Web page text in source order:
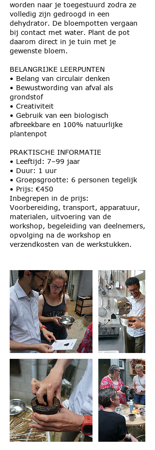
worden naar je toegestuurd zodra ze
volledig zijn gedroogd in een
dehydrator. De bloempotten vergaan
bij contact met water. Plant de pot
daarom direct in je tuin met je
gewenste bloem.
BELANGRIJKE LEERPUNTEN
• Belang van circulair denken
• Bewustwording van afval als
grondstof
• Creativiteit
• Gebruik van een biologisch
afbreekbare en 100% natuurlijke
plantenpot
PRAKTISCHE INFORMATIE
• Leeftijd: 7–99 jaar
• Duur: 1 uur
• Groepsgrootte: 6 personen tegelijk
• Prijs: €450
Inbegrepen in de prijs:
Voorbereiding, transport, apparatuur,
materialen, uitvoering van de
workshop, begeleiding van deelnemers,
opvolging na de workshop en
verzendkosten van de werkstukken.